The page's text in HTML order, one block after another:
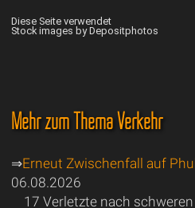
Diese Seite verwendet
Stock images by Depositphotos
Mehr zum Thema Verkehr
⇒Erneut Zwischenfall auf
06.08.2026
17 Verletzte nach